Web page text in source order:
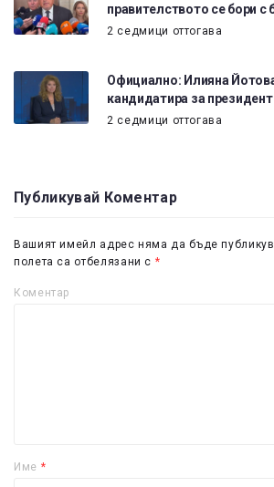
правителството се бори с
2 седмици оттогава
Официално: Илияна
кандидатира за президент
2 седмици оттогава
Публикувай Коментар
Вашият имейл адрес няма да бъде
полета са отбелязани с *
Коментар
Име *